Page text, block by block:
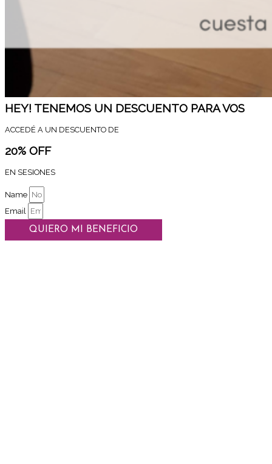
HEY! TENEMOS UN DESCUENTO PARA VOS
ACCEDÉ A UN DESCUENTO DE
20% OFF
EN SESIONES
Name
Email
QUIERO MI BENEFICIO